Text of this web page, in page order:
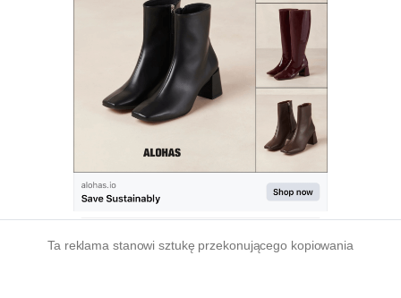
Ta reklama stanowi sztukę przekonującego kopiowania